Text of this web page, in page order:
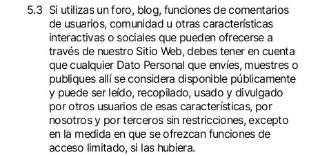
Si utilizas un foro, blog, funciones de comentarios
de usuarios, comunidad u otras características
interactivas o sociales que pueden ofrecerse a
través de nuestro Sitio Web, debes tener en cuenta
que cualquier Dato Personal que envíes, muestres o
publiques allí se considera disponible públicamente
y puede ser leído, recopilado, usado y divulgado
por otros usuarios de esas características, por
nosotros y por terceros sin restricciones, excepto
en la medida en que se ofrezcan funciones de
acceso limitado, si las hubiera.